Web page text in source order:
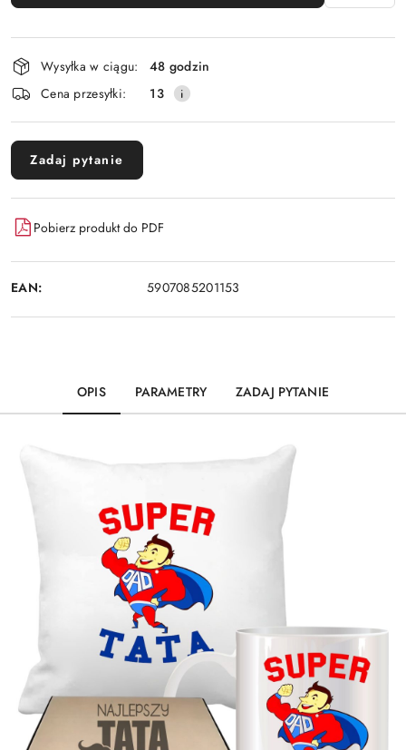
Dostępność
i
dostawa
Wysyłka w ciągu:
48 godzin
Cena przesyłki:
13
Zadaj pytanie
Pobierz produkt do PDF
EAN: 5907085201153
OPIS PARAMETRY ZADAJ PYTANIE